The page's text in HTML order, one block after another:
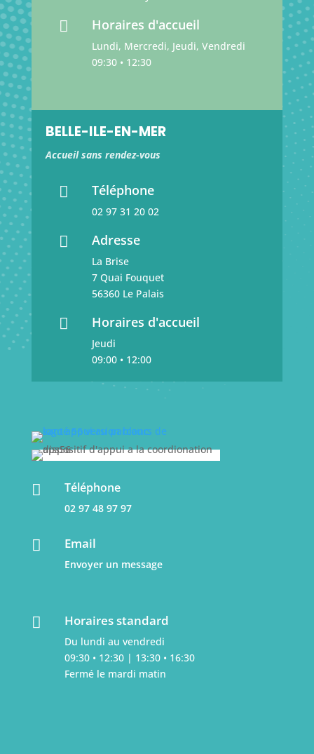
 Horaires d'accueil
Lundi, Mercredi, Jeudi, Vendredi
09:30 • 12:30
BELLE-ILE-EN-MER
Accueil sans rendez-vous
 Téléphone
02 97 31 20 02
 Adresse
La Brise
7 Quai Fouquet
56360 Le Palais
 Horaires d'accueil
Jeudi
09:00 • 12:00
 Téléphone
02 97 48 97 97
 Email
Envoyer un message
 Horaires standard
Du lundi au vendredi
09:30 • 12:30 | 13:30 • 16:30
Fermé le mardi matin